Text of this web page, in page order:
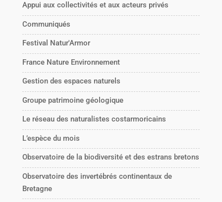
Appui aux collectivités et aux acteurs privés
Communiqués
Festival Natur'Armor
France Nature Environnement
Gestion des espaces naturels
Groupe patrimoine géologique
Le réseau des naturalistes costarmoricains
L’espèce du mois
Observatoire de la biodiversité et des estrans bretons
Observatoire des invertébrés continentaux de
Bretagne